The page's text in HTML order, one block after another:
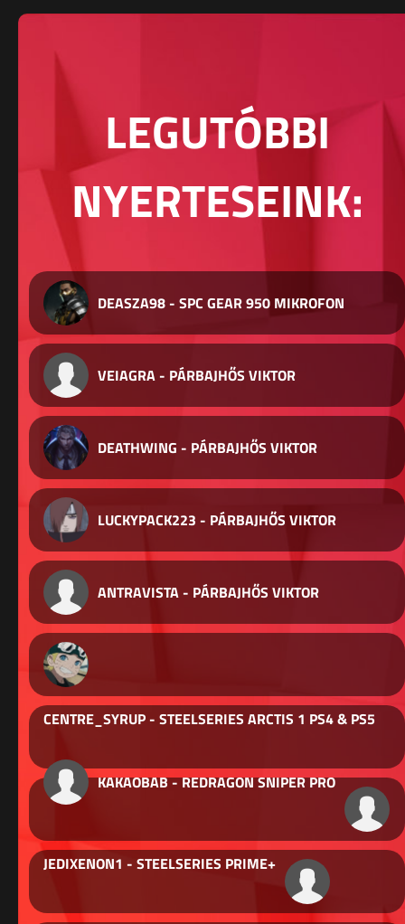
LEGUTÓBBI
NYERTESEINK:
DEASZA98 - SPC GEAR 950 MIKROFON
VEIAGRA - PÁRBAJHŐS VIKTOR
DEATHWING - PÁRBAJHŐS VIKTOR
LUCKYPACK223 - PÁRBAJHŐS VIKTOR
ANTRAVISTA - PÁRBAJHŐS VIKTOR
CENTRE_SYRUP - STEELSERIES ARCTIS 1 PS4 & PS5
KAKAOBAB - REDRAGON SNIPER PRO
JEDIXENON1 - STEELSERIES PRIME+